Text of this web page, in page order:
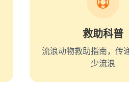
救助科普
流浪动物救助指南，传
少流浪